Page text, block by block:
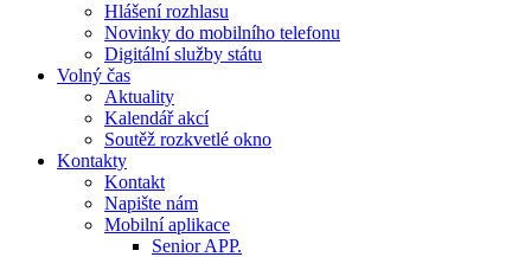
Hlášení rozhlasu
Novinky do mobilního telefonu
Digitální služby státu
Volný čas
Aktuality
Kalendář akcí
Soutěž rozkvetlé okno
Kontakty
Kontakt
Napište nám
Mobilní aplikace
Senior APP.